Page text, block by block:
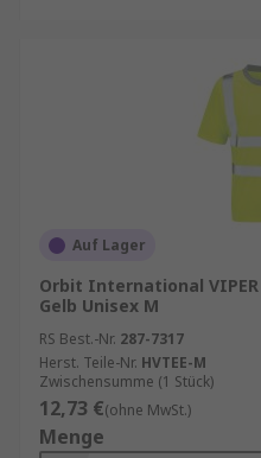
Auf Lager
Orbit International
Gelb Unisex M
RS Best.-Nr. 287-7317
Herst. Teile-Nr. HVTEE-M
Zwischensumme (1 Stück)
12,73 €(ohne MwSt.)
Menge